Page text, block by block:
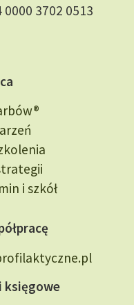
0000 3702 0513
i szkół
księgowe